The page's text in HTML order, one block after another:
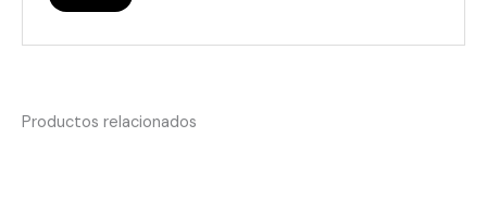
Productos relacionados